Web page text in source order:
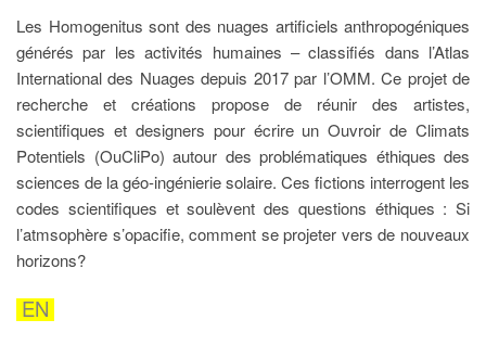
Les Homogenitus sont des nuages artificiels anthropogéniques
générés par les activités humaines – classifiés dans l’Atlas
International des Nuages depuis 2017 par l’OMM. Ce projet de
recherche et créations propose de réunir des artistes,
scientifiques et designers pour écrire un Ouvroir de Climats
Potentiels (OuCliPo) autour des problématiques éthiques des
sciences de la géo-ingénierie solaire. Ces fictions interrogent les
codes scientifiques et soulèvent des questions éthiques : Si
l’atmsophère s’opacifie, comment se projeter vers de nouveaux
horizons?
EN